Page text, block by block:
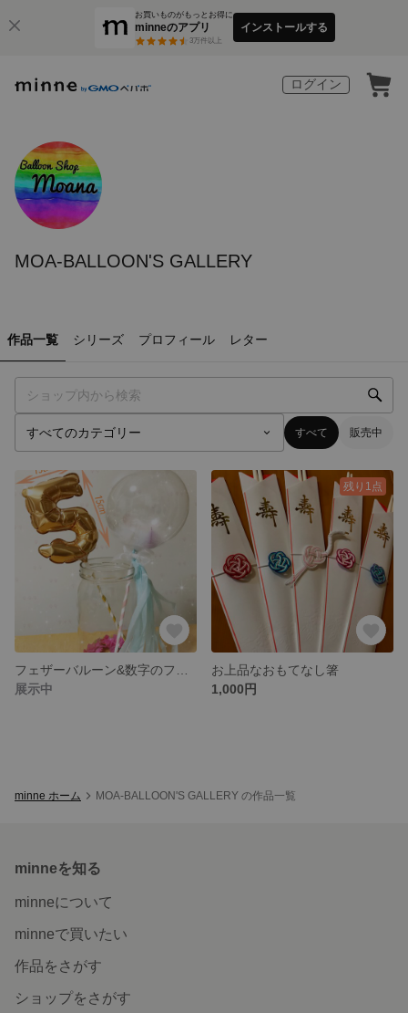
お買いものがもっとお得に
minneのアプリ
3万件以上
インストールする
ログイン
MOA-BALLOON'S GALLERY
作品一覧 シリーズ プロフィール レター
すべて 販売中
展示中
残り1点
お上品なおもてなし箸
1,000円
minne ホーム MOA-BALLOON'S GALLERY の作品一覧
minneを知る
minneについて
minneで買いたい
作品をさがす
ショップをさがす